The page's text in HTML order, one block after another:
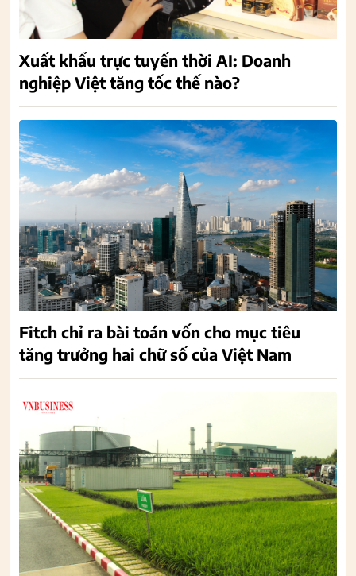
Xuất khẩu trực tuyến thời AI: Doanh
nghiệp Việt tăng tốc thế nào?
Fitch chỉ ra bài toán vốn cho mục tiêu
tăng trưởng hai chữ số của Việt Nam